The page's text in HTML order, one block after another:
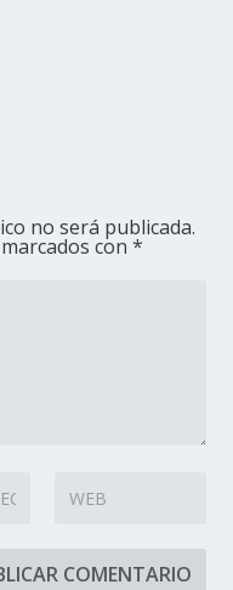
no será publicada.
con*